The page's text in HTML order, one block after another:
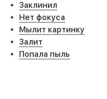
Заклинил
Нет фокуса
Мылит картинку
Залит
Попала пыль